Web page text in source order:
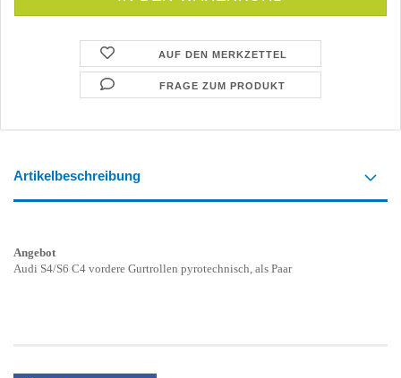
AUF DEN MERKZETTEL
FRAGE ZUM PRODUKT
Artikelbeschreibung
Angebot
Audi S4/S6 C4 vordere Gurtrollen pyrotechnisch, als Paar